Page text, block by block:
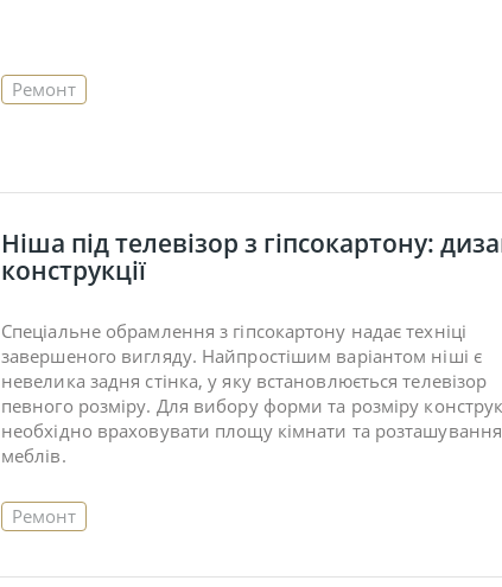
Ремонт
Ніша під телевізор з гіпсокартону:
конструкції
Спеціальне обрамлення з гіпсокартону надає техніці
завершеного вигляду. Найпростішим варіантом ніші є
невелика задня стінка, у яку встановлюється телевізор
певного розміру. Для вибору форми та розміру
необхідно враховувати площу кімнати та розташування
меблів.
Ремонт